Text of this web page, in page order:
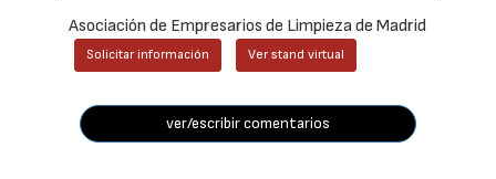
Asociación de Empresarios de Limpieza de Madrid
Solicitar información Ver stand virtual
ver/escribir comentarios